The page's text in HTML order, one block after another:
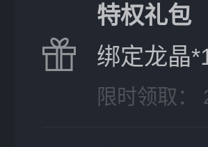
特权礼包
绑定龙晶
限时领取：